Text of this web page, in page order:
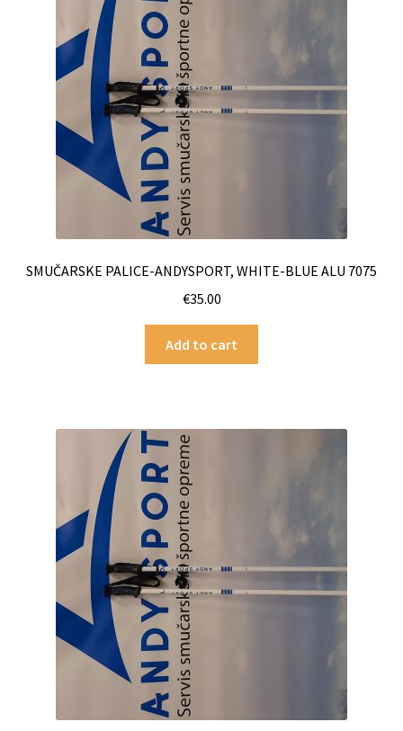
SMUČARSKE PALICE-ANDYSPORT, WHITE-BLUE ALU 7075
€35.00
Add to cart